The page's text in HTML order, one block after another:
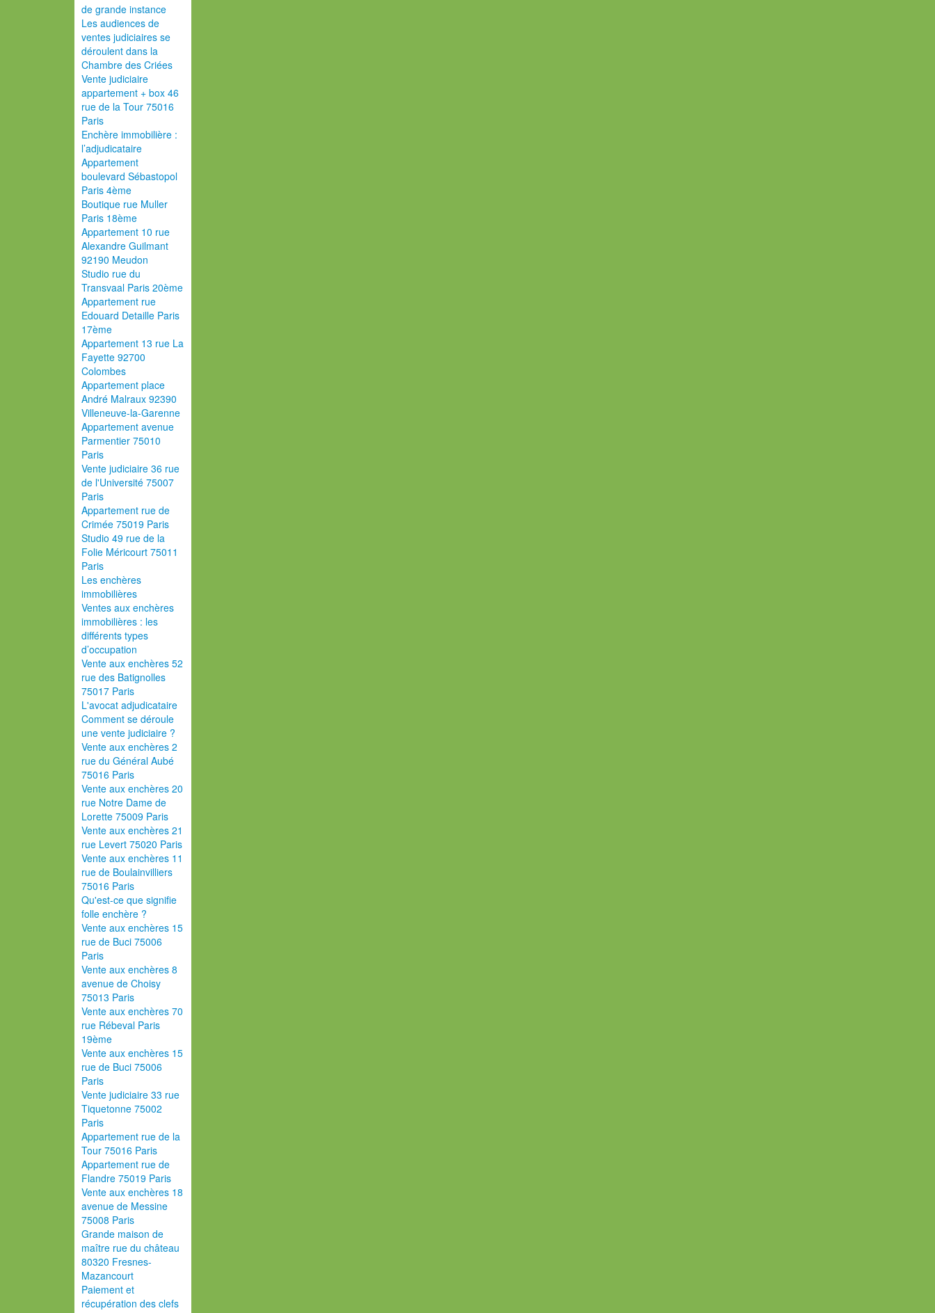
de grande instance
Les audiences de
ventes judiciaires se
déroulent dans la
Chambre des Criées
Vente judiciaire
appartement + box 46
rue de la Tour 75016
Paris
Enchère immobilière :
l’adjudicataire
Appartement
boulevard Sébastopol
Paris 4ème
Boutique rue Muller
Paris 18ème
Appartement 10 rue
Alexandre Guilmant
92190 Meudon
Studio rue du
Transvaal Paris 20ème
Appartement rue
Edouard Detaille Paris
17ème
Appartement 13 rue La
Fayette 92700
Colombes
Appartement place
André Malraux 92390
Villeneuve-la-Garenne
Appartement avenue
Parmentier 75010
Paris
Vente judiciaire 36 rue
de l'Université 75007
Paris
Appartement rue de
Crimée 75019 Paris
Studio 49 rue de la
Folie Méricourt 75011
Paris
Les enchères
immobilières
Ventes aux enchères
immobilières : les
différents types
d’occupation
Vente aux enchères 52
rue des Batignolles
75017 Paris
L'avocat adjudicataire
Comment se déroule
une vente judiciaire ?
Vente aux enchères 2
rue du Général Aubé
75016 Paris
Vente aux enchères 20
rue Notre Dame de
Lorette 75009 Paris
Vente aux enchères 21
rue Levert 75020 Paris
Vente aux enchères 11
rue de Boulainvilliers
75016 Paris
Qu'est-ce que signifie
folle enchère ?
Vente aux enchères 15
rue de Buci 75006
Paris
Vente aux enchères 8
avenue de Choisy
75013 Paris
Vente aux enchères 70
rue Rébeval Paris
19ème
Vente aux enchères 15
rue de Buci 75006
Paris
Vente judiciaire 33 rue
Tiquetonne 75002
Paris
Appartement rue de la
Tour 75016 Paris
Appartement rue de
Flandre 75019 Paris
Vente aux enchères 18
avenue de Messine
75008 Paris
Grande maison de
maître rue du château
80320 Fresnes-
Mazancourt
Paiement et
récupération des clefs